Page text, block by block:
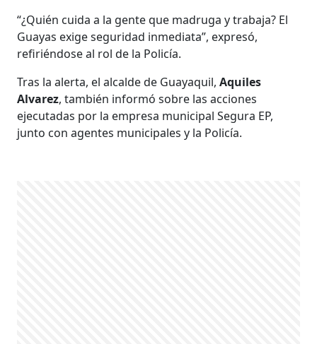
“¿Quién cuida a la gente que madruga y trabaja? El
Guayas exige seguridad inmediata”, expresó,
refiriéndose al rol de la Policía.
Tras la alerta, el alcalde de Guayaquil,Aquiles
Alvarez, también informó sobre las acciones
ejecutadas por la empresa municipal Segura EP,
junto con agentes municipales y la Policía.